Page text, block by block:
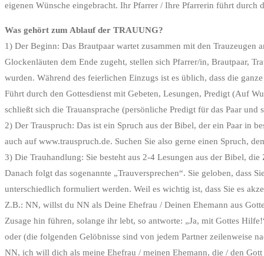
eigenen Wünsche eingebracht. Ihr Pfarrer / Ihre Pfarrerin führt durch
Was gehört zum Ablauf der TRAUUNG?
1) Der Beginn: Das Brautpaar wartet zusammen mit den
Glockenläuten dem Ende zugeht, stellen sich Pfarrer/in, Brautpaar,
wurden. Während des feierlichen Einzugs ist es üblich, dass die
Führt durch den Gottesdienst mit Gebeten, Lesungen, Predigt (Auf
schließt sich die Trauansprache (persönliche Predigt für das Paar
2) Der Trauspruch: Das ist ein Spruch aus der Bibel, der ein Paar in
auch auf www.trauspruch.de. Suchen Sie also gerne einen Spruch,
3) Die Trauhandlung: Sie besteht aus 2-4 Lesungen aus der Bibel,
Danach folgt das sogenannte „Trauversprechen“. Sie geloben, dass
unterschiedlich formuliert werden. Weil es wichtig ist, dass Sie es
Z.B.: NN, willst du NN als Deine Ehefrau / Deinen Ehemann aus
Zusage hin führen, solange ihr lebt, so antworte: „Ja, mit Gottes
oder (die folgenden Gelöbnisse sind von jedem Partner zeilenweise
NN, ich will dich als meine Ehefrau / meinen Ehemann, die / den